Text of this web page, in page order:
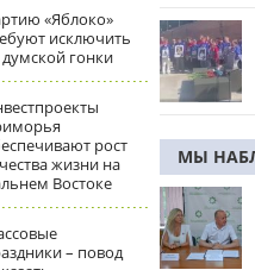
«Яблоко»
исключить
думской гонки
рост
жизни на
Востоке
– повод
МЫ